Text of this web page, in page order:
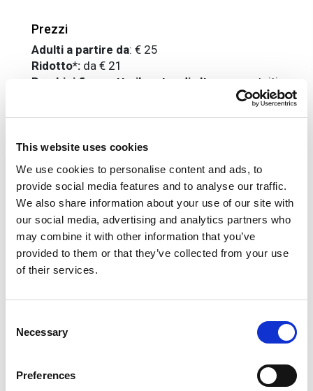
This website uses cookies
We use cookies to personalise content and ads, to
provide social media features and to analyse our traffic.
We also share information about your use of our site with
our social media, advertising and analytics partners who
may combine it with other information that you’ve
provided to them or that they’ve collected from your use
of their services.
Selection
Necessary
Preferences
Prezzi
Adulti a partire da: € 25
Ridotto*: da € 21
Bambini fino sotto il metro di altezza:
gratuiti,
*Ridotto: da 100 cm a 140 cm di altezza; over
Biglietto d'ingresso a Oltremare.
La quota non include
Tutto quanto non espressamente indicato in "la
quota comprende"
Dal 21 al 27 marzo e dal 19 settembre al 26
Sabato e domenica: dalle 10:00 alle 18:30
Dal 2 aprile al 31 maggio